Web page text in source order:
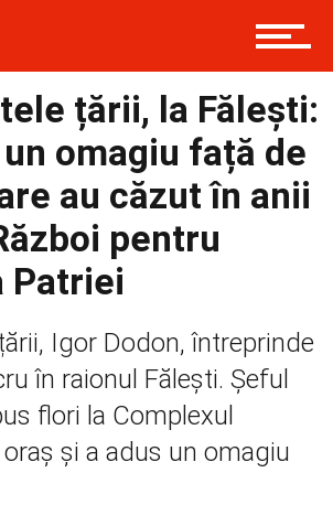
țării, la Fălești:
omagiu față de
au căzut în anii
pentru
Patriei
Igor Dodon, întreprinde
în raionul Fălești. Șeful
flori la Complexul
și a adus un omagiu